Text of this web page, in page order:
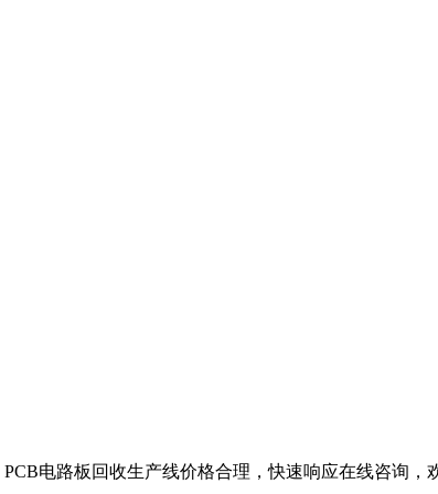
电路板回收生产线价格合理，快速响应在线咨询，